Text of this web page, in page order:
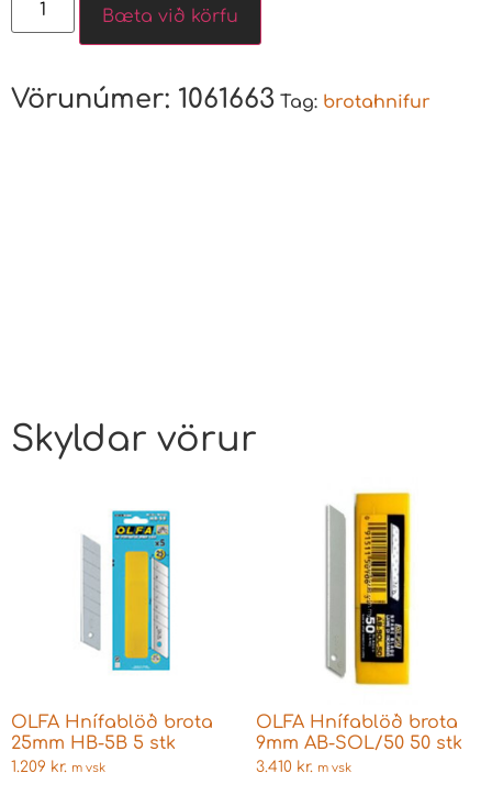
Bæta við körfu
Vörunúmer: 1061663 Tag: brotahnifur
Skyldar vörur
OLFA Hnífablöð brota
25mm HB-5B 5 stk
1.209 kr. m vsk
OLFA Hnífablöð brota
9mm AB-SOL/50 50 stk
3.410 kr. m vsk